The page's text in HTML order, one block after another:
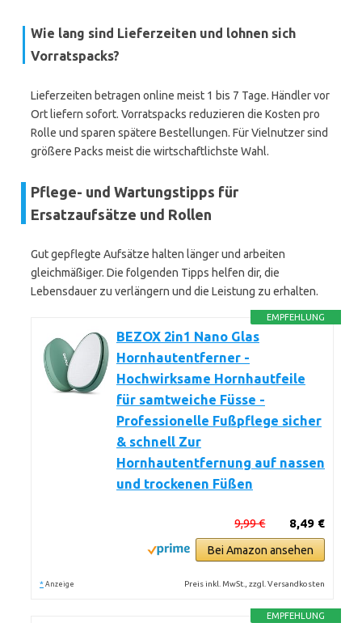
Wie lang sind Lieferzeiten und lohnen sich
Vorratspacks?
Lieferzeiten betragen online meist 1 bis 7 Tage. Händler vor
Ort liefern sofort. Vorratspacks reduzieren die Kosten pro
Rolle und sparen spätere Bestellungen. Für Vielnutzer sind
größere Packs meist die wirtschaftlichste Wahl.
Pflege- und Wartungstipps für
Ersatzaufsätze und Rollen
Gut gepflegte Aufsätze halten länger und arbeiten
gleichmäßiger. Die folgenden Tipps helfen dir, die
Lebensdauer zu verlängern und die Leistung zu erhalten.
EMPFEHLUNG
BEZOX 2in1 Nano Glas
Hornhautentferner -
Hochwirksame Hornhautfeile
für samtweiche Füsse -
Professionelle Fußpflege sicher
& schnell Zur
Hornhautentfernung auf nassen
und trockenen Füßen
8,49 €
9,99 €
Bei Amazon ansehen
* Anzeige Preis inkl. MwSt., zzgl. Versandkosten
EMPFEHLUNG